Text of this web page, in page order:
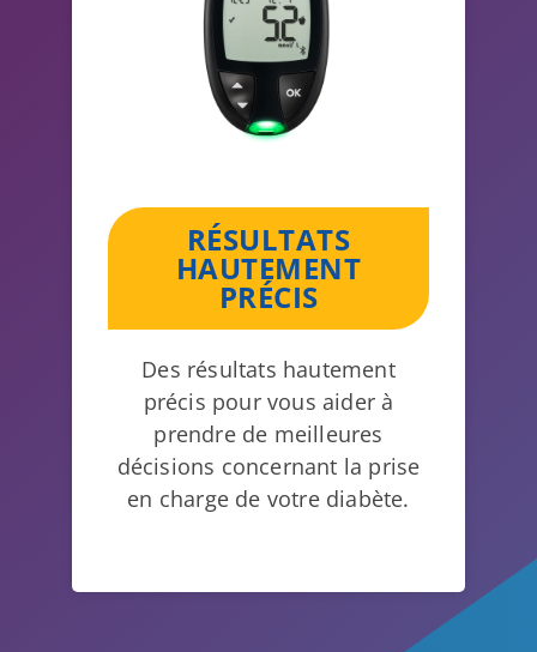
RÉSULTATS
HAUTEMENT
PRÉCIS
Des résultats hautement
précis pour vous aider à
prendre de meilleures
décisions concernant la prise
en charge de votre diabète.